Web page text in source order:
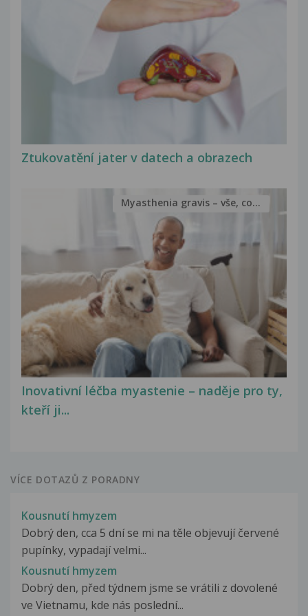
Ztukovatění jater v datech a obrazech
Inovativní léčba myastenie – naděje pro ty,
kteří ji...
Myasthenia gravis – vše, co...
VÍCE DOTAZŮ Z PORADNY
Kousnutí hmyzem
Dobrý den, cca 5 dní se mi na těle objevují červené
pupínky, vypadají velmi...
Kousnutí hmyzem
Dobrý den, před týdnem jsme se vrátili z dovolené
ve Vietnamu, kde nás poslední...